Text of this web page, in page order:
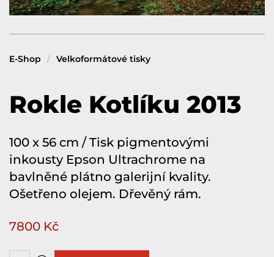
E-Shop Velkoformátové tisky
Rokle Kotlíku 2013
100 x 56 cm / Tisk pigmentovými
inkousty Epson Ultrachrome na
bavlněné plátno galerijní kvality.
Ošetřeno olejem. Dřevěný rám.
7800 Kč